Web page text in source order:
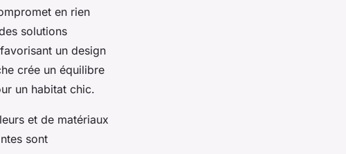
en rien
solutions
un design
crée un équilibre
un habitat chic.
et de matériaux
sont